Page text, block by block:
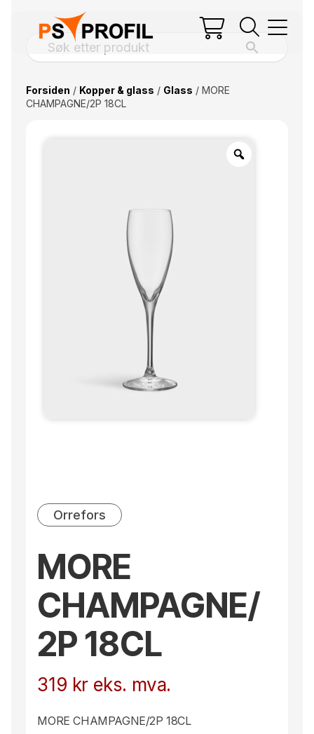
Forsiden / Kopper & glass / Glass / MORE
CHAMPAGNE/2P 18CL
Orrefors
MORE
CHAMPAGNE/
2P 18CL
319 kr eks. mva.
MORE CHAMPAGNE/2P 18CL